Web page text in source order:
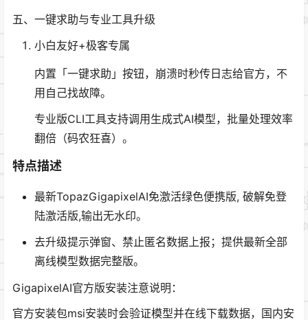
五、一键求助与专业工具升级
小白友好+极客专属
内置「一键求助」按钮，崩溃时秒传日志给官方，不
用自己找故障。
专业版CLI工具支持调用生成式AI模型，批量处理效率
翻倍（码农狂喜）。
特点描述
最新TopazGigapixelAI免激活绿色便携版, 破解免登
陆激活版,输出无水印。
去升级提示弹窗、禁止匿名数据上报；提供最新全部
离线模型数据完整版。
GigapixelAI官方版安装注意说明：
官方安装包msi安装时会验证模型并在线下载数据，国内安